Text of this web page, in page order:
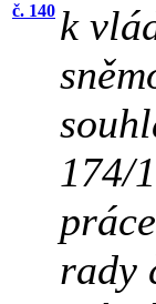
č. 140 k
174/
rady